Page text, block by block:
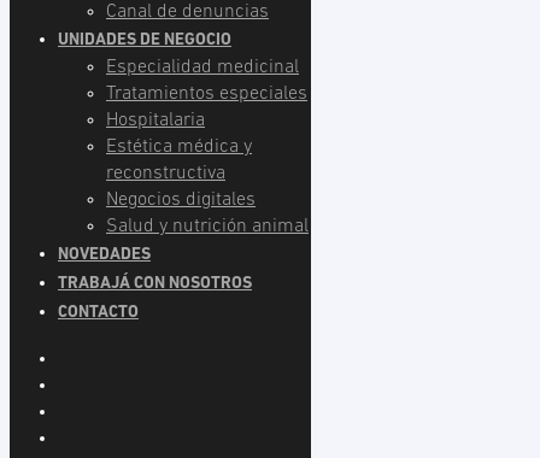
Canal de denuncias
UNIDADES DE NEGOCIO
Especialidad medicinal
Tratamientos especiales
Hospitalaria
Estética médica y
reconstructiva
Negocios digitales
Salud y nutrición animal
NOVEDADES
TRABAJÁ CON NOSOTROS
CONTACTO